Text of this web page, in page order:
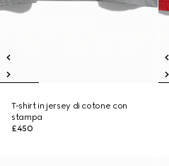
T-shirt in jersey di cotone con
stampa
£450